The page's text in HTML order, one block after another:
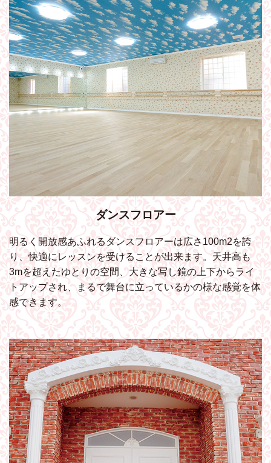
ダンスフロアー
明るく開放感あふれるダンスフロアーは広さ100m2を誇
り、快適にレッスンを受けることが出来ます。天井高も
3mを超えたゆとりの空間、大きな写し鏡の上下からライ
トアップされ、まるで舞台に立っているかの様な感覚を体
感できます。